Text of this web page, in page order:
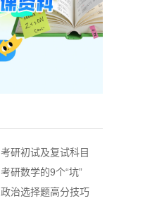
考研初试及复试科目
考研数学的9个“坑”
政治选择题高分技巧